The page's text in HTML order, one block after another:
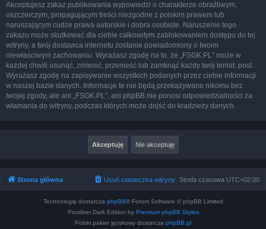
Akceptujesz zakaz publikowania wypowiedzi o charakterze obraźliwym,
oszczerczym, propagującym treści niezgodne z polskim prawem lub
naruszającym cudze prawa autorskie i dobra osobiste. Naruszenie tego
zakazu może skutkować dla ciebie całkowitym zablokowaniem dostępu do tej
witryny, a twój dostawca internetu zostanie powiadomiony o twoim
niewłaściwym zachowaniu. Wyrażasz zgodę na to, że „FSGK.PL” może w
każdej chwili usunąć, zmienić, przenieść lub zamknąć każdy twój temat, post.
Wyrażasz zgodę na zapisywanie wszystkich podanych przez ciebie informacji
w naszej bazie danych. Informacje te nie będą przekazywane nikomu bez
twojej zgody, ale ani „FSGK.PL”, ani phpBB nie ponosi odpowiedzialności za
włamania do witryny, podczas których może dojść do kradzieży danych.
Strona główna Strefa czasowa UTC+02:00
Usuń ciasteczka witryny
Technologię dostarcza phpBB® Forum Software © phpBB Limited
Prosilver Dark Edition by Premium phpBB Styles
Polski pakiet językowy dostarcza phpBB.pl